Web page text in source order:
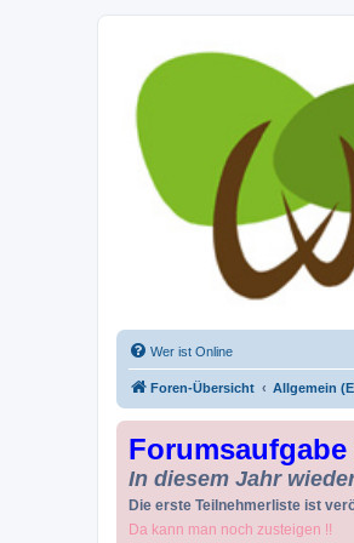
Drechseln und
Der Treffpunkt für Drechsler und
Wer ist Online
Foren-Übersicht Allgemein
In diesem Jahr
Die erste Teilnehmerliste ist
Da kann man noch zusteigen !!